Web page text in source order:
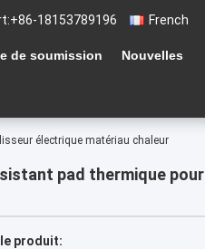
French
+86-18153789196
de soumission Nouvelles
électrique matériau chaleur
pad thermique pour
produit: